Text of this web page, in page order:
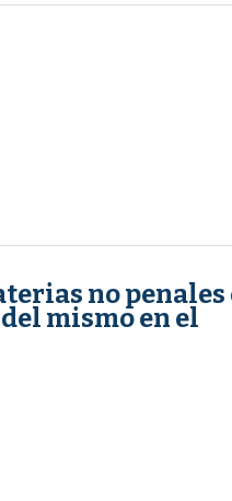
no penales
mismo en el